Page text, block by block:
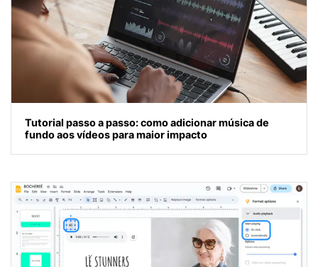
Tutorial passo a passo: como adicionar música de
fundo aos vídeos para maior impacto